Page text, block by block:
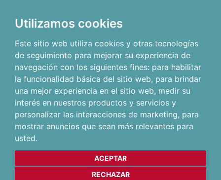
Utilizamos cookies
Este sitio web utiliza cookies y otras tecnologías
de seguimiento para mejorar su experiencia de
navegación con los siguientes fines: para habilitar
la funcionalidad básica del sitio web, para brindar
una mejor experiencia en el sitio web, medir su
interés en nuestros productos y servicios y
personalizar las interacciones de marketing, para
mostrar anuncios que sean más relevantes para
usted.
ACEPTAR
RECHAZAR